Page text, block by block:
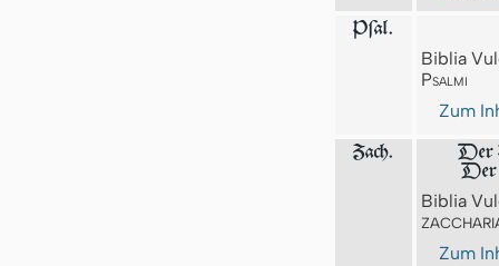
Pſal.
Biblia
Psalmi
Zum
Zach.
Der
Der
Biblia
Zum